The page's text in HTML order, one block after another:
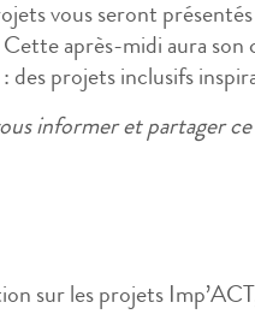
vous seront
après-midi aura son
des projets inclusifs
informer et partager
sur les projets